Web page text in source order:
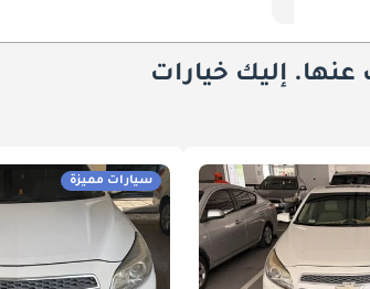
إليك خيارات
سيارات مميزة